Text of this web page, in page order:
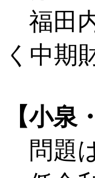
福田
く中期
【小
問題